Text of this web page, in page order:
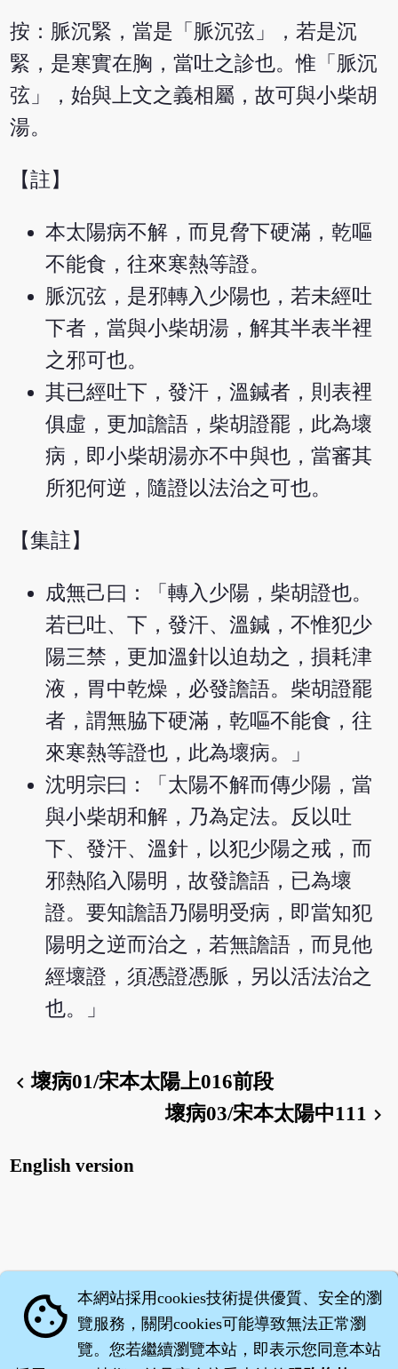
按：脈沉緊，當是「脈沉弦」，若是沉
緊，是寒實在胸，當吐之診也。惟「脈沉
弦」，始與上文之義相屬，故可與小柴胡
湯。
【註】
本太陽病不解，而見脅下硬滿，乾嘔
不能食，往來寒熱等證。
脈沉弦，是邪轉入少陽也，若未經吐
下者，當與小柴胡湯，解其半表半裡
之邪可也。
其已經吐下，發汗，溫鍼者，則表裡
俱虛，更加譫語，柴胡證罷，此為壞
病，即小柴胡湯亦不中與也，當審其
所犯何逆，隨證以法治之可也。
【集註】
成無己曰：「轉入少陽，柴胡證也。
若已吐、下，發汗、溫鍼，不惟犯少
陽三禁，更加溫針以迫劫之，損耗津
液，胃中乾燥，必發譫語。柴胡證罷
者，謂無脇下硬滿，乾嘔不能食，往
來寒熱等證也，此為壞病。」
沈明宗曰：「太陽不解而傳少陽，當
與小柴胡和解，乃為定法。反以吐
下、發汗、溫針，以犯少陽之戒，而
邪熱陷入陽明，故發譫語，已為壞
證。要知譫語乃陽明受病，即當知犯
陽明之逆而治之，若無譫語，而見他
經壞證，須憑證憑脈，另以活法治之
也。」
chevron_left壞病01/宋本太陽上016前段
壞病03/宋本太陽中111 chevron_right
English version
cookie 本網站採用cookies技術提供優質、安全的瀏
覽服務，關閉cookies可能導致無法正常瀏
覽。您若繼續瀏覽本站，即表示您同意本站